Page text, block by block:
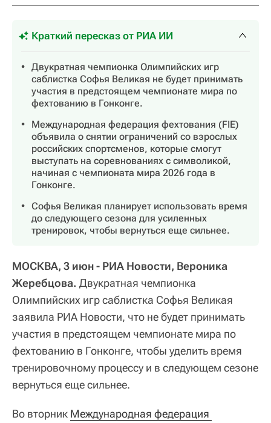
Краткий пересказ от РИА ИИ
Двукратная чемпионка Олимпийских игр
саблистка Софья Великая не будет принимать
участия в предстоящем чемпионате мира по
фехтованию в Гонконге.
Международная федерация фехтования (FIE)
объявила о снятии ограничений со взрослых
российских спортсменов, которые смогут
выступать на соревнованиях с символикой,
начиная с чемпионата мира 2026 года в
Гонконге.
Софья Великая планирует использовать время
до следующего сезона для усиленных
тренировок, чтобы вернуться еще сильнее.
МОСКВА, 3 июн - РИА Новости, Вероника
Жеребцова. Двукратная чемпионка
Олимпийских игр саблистка Софья Великая
заявила РИА Новости, что не будет принимать
участия в предстоящем чемпионате мира по
фехтованию в Гонконге, чтобы уделить время
тренировочному процессу и в следующем сезоне
вернуться еще сильнее.
Во вторник Международная федерация